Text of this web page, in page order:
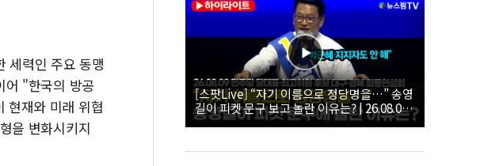
세력인 주요 동맹
어 "한국의 방공
현재와 미래 위협
을 변화시키지
[스팟Live] “자기 이름으로 정당명을…” 송영
길이 피켓 문구 보고 놀란 이유는? | 26.08.09
더불어민주당 당대표·최고위원 후보 대구·경